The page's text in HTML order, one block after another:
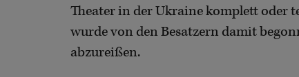
Theater in der Ukraine komplett oder
wurde von den Besatzern damit
abzureißen.